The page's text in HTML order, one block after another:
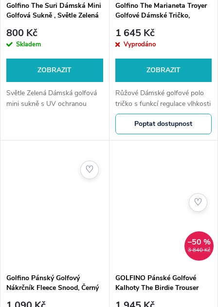
Golfino The Suri Dámská Mini
Golfová Sukně , Světle Zelená
800 Kč
Skladem
ZOBRAZIT
Světle Zelená Dámská golfová
mini sukně s UV ochranou
Golfino The Marianeta Troyer
Golfové Dámské Tričko,
1 645 Kč
Vyprodáno
ZOBRAZIT
Růžové Dámské golfové polo
tričko s funkcí regulace vlhkosti
Poptat dostupnost
Golfino Pánský Golfový
Nákrčník Fleece Snood, Černý
♡
3 840 Kč
–50 %
GOLFINO Pánské Golfové
Kalhoty The Birdie Trouser
♡